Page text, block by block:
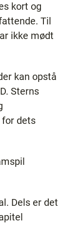
kort og
Til
ikke mødt
kan opstå
Sterns
for dets
Dels er det